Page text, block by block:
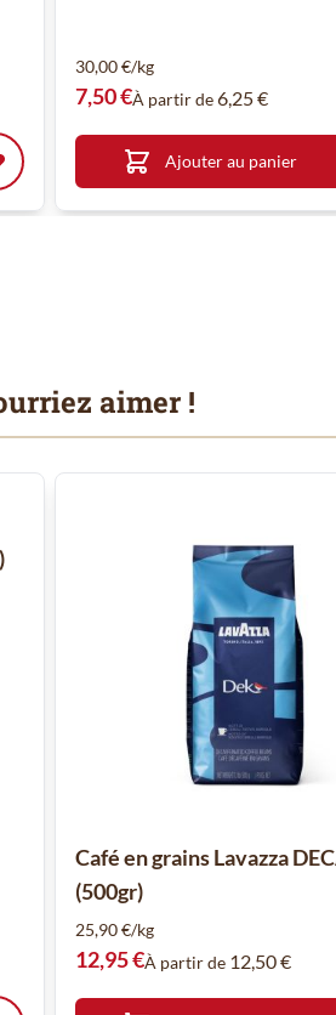
30,00 €/kg
7,50 €À partir de6,25 €
Ajouter au panier
aimer !
Vous pouvez sauter le
Café en grains Lavazza
(500gr)
25,90 €/kg
12,95 €À partir de 12,50 €